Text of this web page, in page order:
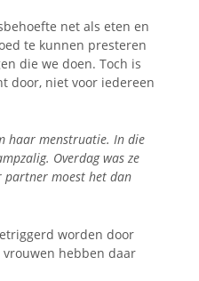
net als eten en
te kunnen presteren
die we doen. Toch is
door, niet voor iedereen
haar menstruatie. In die
Overdag was ze
moest het dan
worden door
hebben daar